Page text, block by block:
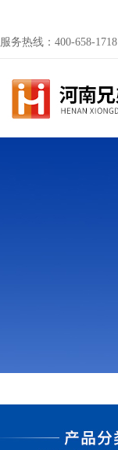
服务热线：400-658-1718